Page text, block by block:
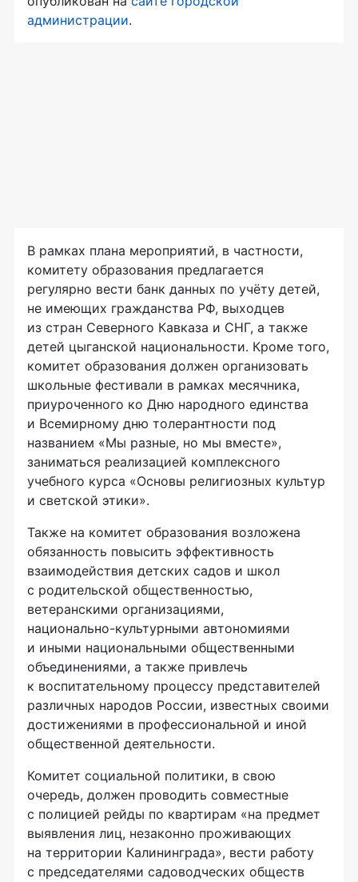
администрации.
В рамках плана мероприятий, в частности,
комитету образования предлагается
регулярно вести банк данных по учёту детей,
не имеющих гражданства РФ, выходцев
из стран Северного Кавказа и СНГ, а также
детей цыганской национальности. Кроме того,
комитет образования должен организовать
школьные фестивали в рамках месячника,
приуроченного ко Дню народного единства
и Всемирному дню толерантности под
названием «Мы разные, но мы вместе»,
заниматься реализацией комплексного
учебного курса «Основы религиозных культур
и светской этики».
Также на комитет образования возложена
обязанность повысить эффективность
взаимодействия детских садов и школ
с родительской общественностью,
ветеранскими организациями,
национально-культурными автономиями
и иными национальными общественными
объединениями, а также привлечь
к воспитательному процессу представителей
различных народов России, известных своими
достижениями в профессиональной и иной
общественной деятельности.
Комитет социальной политики, в свою
очередь, должен проводить совместные
с полицией рейды по квартирам «на предмет
выявления лиц, незаконно проживающих
на территории Калининграда», вести работу
с председателями садоводческих обществ